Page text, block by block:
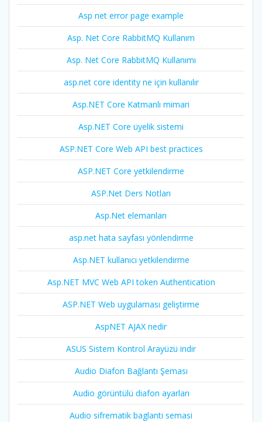
Asp net error page example
Asp. Net Core RabbitMQ Kullanım
Asp. Net Core RabbitMQ Kullanımı
asp.net core identity ne için kullanılır
Asp.NET Core Katmanlı mimari
Asp.NET Core üyelik sistemi
ASP.NET Core Web API best practices
ASP.NET Core yetkilendirme
ASP.Net Ders Notları
Asp.Net elemanları
asp.net hata sayfası yönlendirme
Asp.NET kullanıcı yetkilendirme
Asp.NET MVC Web API token Authentication
ASP.NET Web uygulaması geliştirme
AspNET AJAX nedir
ASUS Sistem Kontrol Arayüzü indir
Audio Diafon Bağlantı Şeması
Audio görüntülü diafon ayarları
Audio sifrematik baglanti semasi